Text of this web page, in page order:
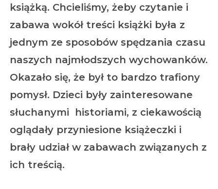
książką. Chcieliśmy, żeby czytanie i
zabawa wokół treści książki była z
jednym ze sposobów spędzania czasu
naszych najmłodszych wychowanków.
Okazało się, że był to bardzo trafiony
pomysł. Dzieci były zainteresowane
słuchanymi historiami, z ciekawością
oglądały przyniesione książeczki i
brały udział w zabawach związanych z
ich treścią.